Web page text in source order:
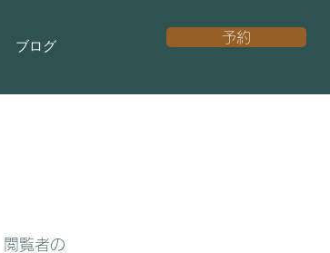
ブログ 予約
覧者の